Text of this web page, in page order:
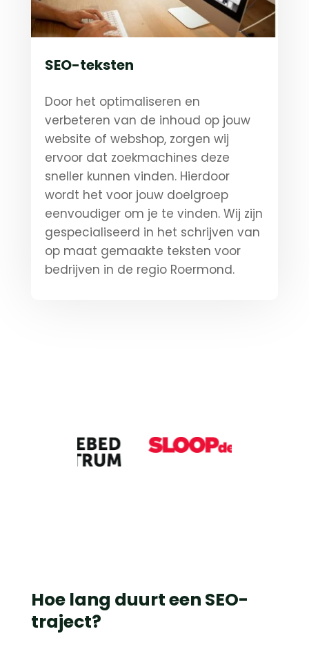
SEO-teksten
Door het optimaliseren en
verbeteren van de inhoud op jouw
website of webshop, zorgen wij
ervoor dat zoekmachines deze
sneller kunnen vinden. Hierdoor
wordt het voor jouw doelgroep
eenvoudiger om je te vinden. Wij zijn
gespecialiseerd in het schrijven van
op maat gemaakte teksten voor
bedrijven in de regio Roermond.
Hoe lang duurt een SEO-
traject?